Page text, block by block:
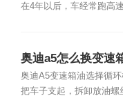
在4年以后，车经常跑高
奥迪a5怎么换变速
奥迪A5变速箱油选择循
把车子支起，拆卸放油螺